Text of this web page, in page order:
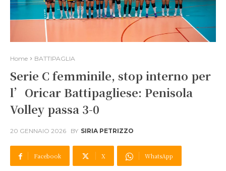
Home BATTIPAGLIA
Serie C femminile, stop interno per
l’Oricar Battipagliese: Penisola
Volley passa 3-0
20 GENNAIO 2026 BY SIRIA PETRIZZO
Facebook X WhatsApp